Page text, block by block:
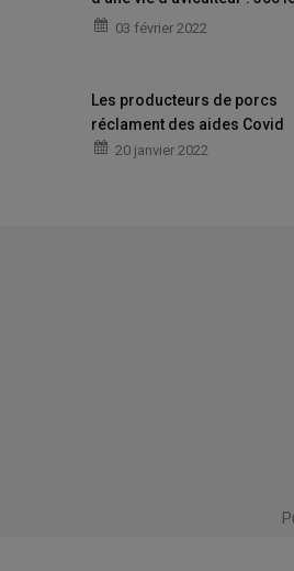
millions de volailles élevées
03 février 2022
Les producteurs de porcs
réclament des aides Covid
20 janvier 2022